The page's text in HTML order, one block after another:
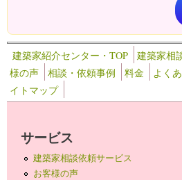
建築家紹介センター・TOP 建築家相
様の声
相談・依頼事例 料金 よく
イトマップ
サービス
建築家相談依頼サービス
お客様の声